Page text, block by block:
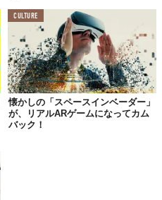
CULTURE
懐かしの「スペースインベーダー」
が、リアルARゲームになってカム
バック！